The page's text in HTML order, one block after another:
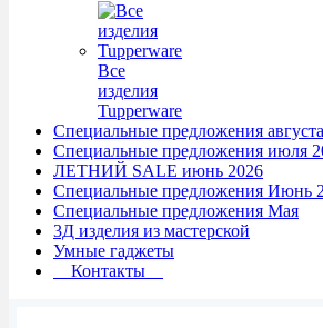
Все
изделия
Tupperware
Специальные предложения
Специальные предложения июля
ЛЕТНИЙ SALE июнь 2026
Специальные предложения Июнь
Специальные предложения Мая
3Д изделия из мастерской
Умные гаджеты
Контакты